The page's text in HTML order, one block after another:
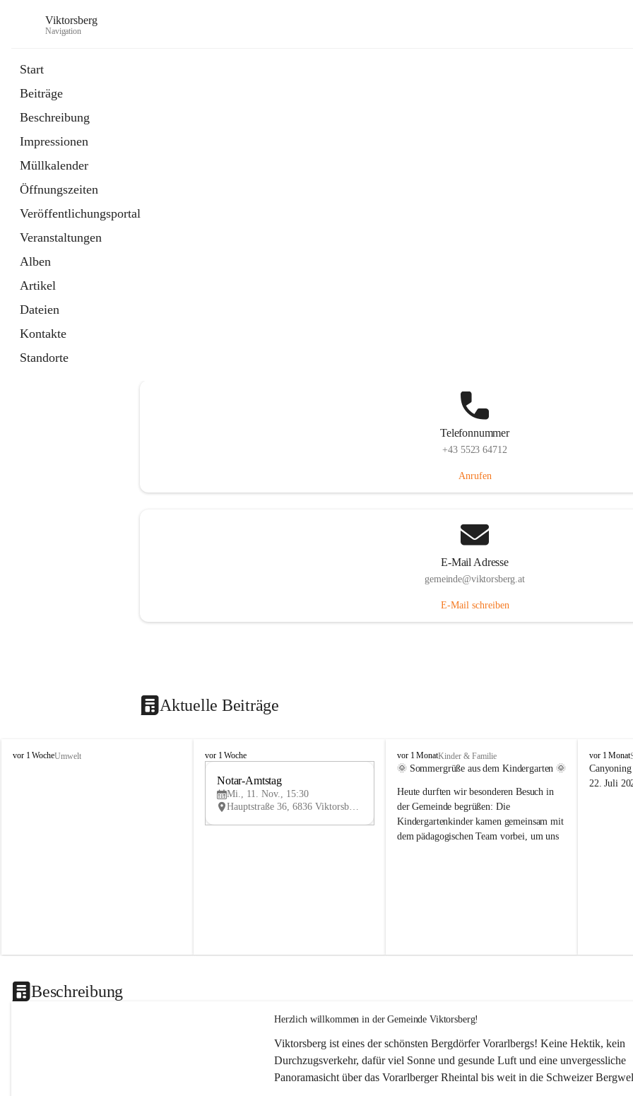
Viktorsberg
Navigation
Start
Beiträge
Beschreibung
Impressionen
Müllkalender
Öffnungszeiten
Veröffentlichungsportal
Veranstaltungen
Alben
Artikel
Dateien
Kontakte
Standorte
Telefonnummer
+43 5523 64712
Anrufen
E-Mail Adresse
gemeinde@viktorsberg.at
E-Mail schreiben
Aktuelle Beiträge
V
vor 1 WocheUmwelt
V
vor 1 Woche
V
Notar-Amtstag
Mi., 11. Nov., 15:30
Hauptstraße 36, 6836 Viktorsberg, AUT
V
i
t
o
r
s
vor 1 MonatKinder & Familie
🌞 Sommergrüße aus dem Kindergarten 🌞
Heute durften wir besonderen Besuch in
der Gemeinde begrüßen: Die
Kindergartenkinder kamen gemeinsam mit
dem pädagogischen Team vorbei, um uns
V
i
k
vor 1 Monat
22. Juli
Beschreibung
Herzlich willkommen in der Gemeinde Viktorsberg!
Viktorsberg ist eines der schönsten Bergdörfer Vorarlbergs! Keine Hektik, kein
Durchzugsverkehr, dafür viel Sonne und gesunde Luft und eine unvergessliche
Panoramasicht über das Vorarlberger Rheintal bis weit in die Schweizer